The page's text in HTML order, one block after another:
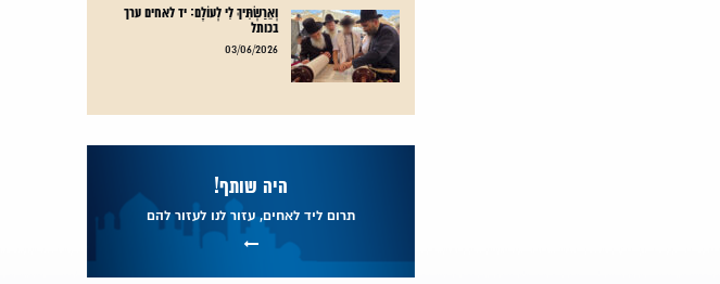
וְאֵרַשְׂתִּיךְ לִי לְעוֹלָם: יד לאחים ערך
בכותל
03/06/2026
היה שותף!
תרום ליד לאחים, עזור לנו לעזור להם